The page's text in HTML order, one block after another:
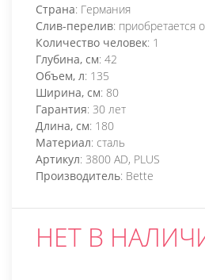
Страна: Германия
Слив-перелив: приобретается
Количество человек: 1
Глубина, см: 42
Объем, л: 135
Ширина, см: 80
Гарантия: 30 лет
Длина, см: 180
Материал: сталь
Артикул: 3800 AD, PLUS
Производитель: Bette
НЕТ В